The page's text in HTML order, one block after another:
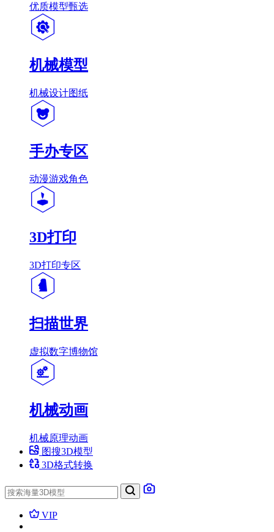
优质模型甄选
机械模型
机械设计图纸
手办专区
动漫游戏角色
3D打印
3D打印专区
扫描世界
虚拟数字博物馆
机械动画
机械原理动画
图搜3D模型
3D格式转换
VIP